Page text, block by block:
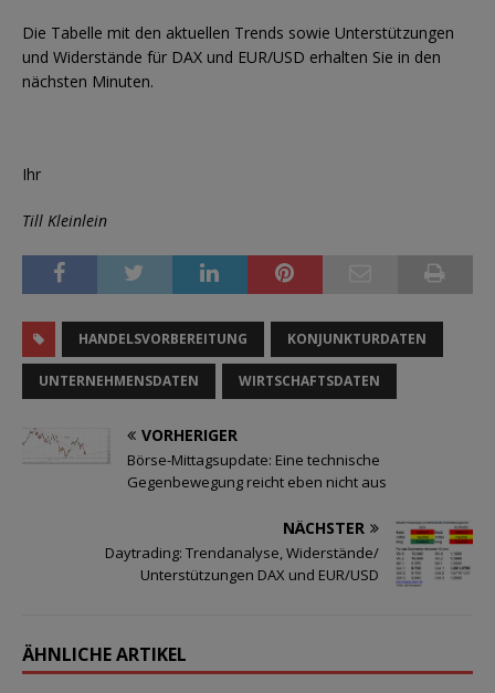
Die Tabelle mit den aktuellen Trends sowie Unterstützungen
und Widerstände für DAX und EUR/USD erhalten Sie in den
nächsten Minuten.
Ihr
Till Kleinlein
HANDELSVORBEREITUNG KONJUNKTURDATEN
UNTERNEHMENSDATEN WIRTSCHAFTSDATEN
VORHERIGER
Börse-Mittagsupdate: Eine technische
Gegenbewegung reicht eben nicht aus
NÄCHSTER
Daytrading: Trendanalyse, Widerstände/
Unterstützungen DAX und EUR/USD
ÄHNLICHE ARTIKEL